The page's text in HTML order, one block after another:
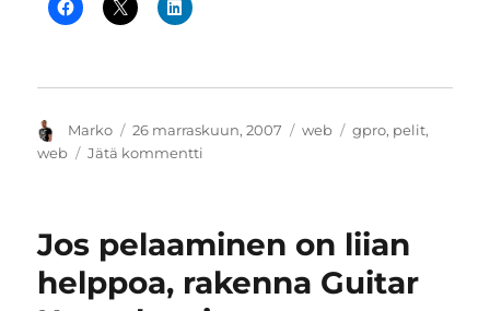
Kirjoittaja
Marko Julkaistu
26 marraskuun, 2007 Kategoriat
web Avainsanat
gpro, pelit,
web
Jätä kommentti
tarjoaa
managerointia
Jos pelaaminen on liian
helppoa, rakenna Guitar